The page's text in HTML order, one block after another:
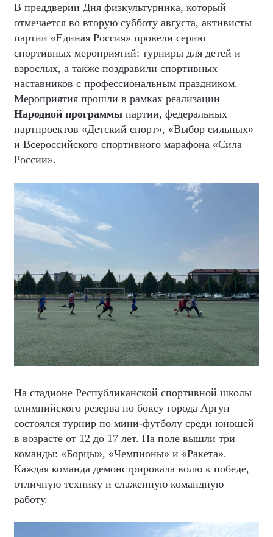
В преддверии Дня физкультурника, который
отмечается во вторую субботу августа, активисты
партии «Единая Россия» провели серию
спортивных мероприятий: турниры для детей и
взрослых, а также поздравили спортивных
наставников с профессиональным праздником.
Мероприятия прошли в рамках реализации
Народной программы партии, федеральных
партпроектов «Детский спорт», «Выбор сильных»
и Всероссийского спортивного марафона «Сила
России».
На стадионе Республиканской спортивной школы
олимпийского резерва по боксу города Аргун
состоялся турнир по мини-футболу среди юношей
в возрасте от 12 до 17 лет. На поле вышли три
команды: «Борцы», «Чемпионы» и «Ракета».
Каждая команда демонстрировала волю к победе,
отличную технику и слаженную командную
работу.